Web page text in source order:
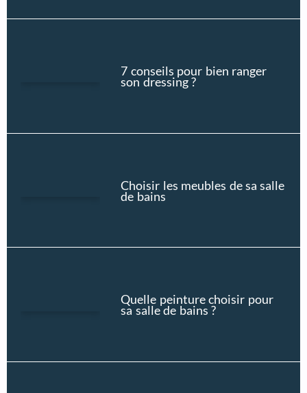
7 conseils pour bien ranger
son dressing ?
Choisir les meubles de sa salle
de bains
Quelle peinture choisir pour
sa salle de bains ?